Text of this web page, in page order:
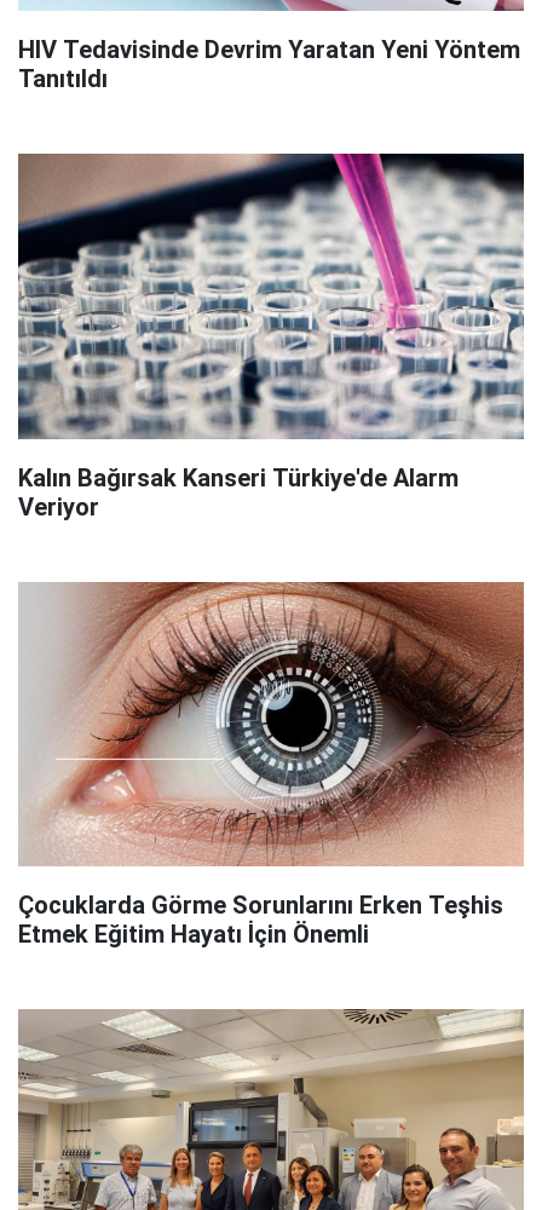
HIV Tedavisinde Devrim Yaratan Yeni Yöntem
Tanıtıldı
Kalın Bağırsak Kanseri Türkiye'de Alarm
Veriyor
Çocuklarda Görme Sorunlarını Erken Teşhis
Etmek Eğitim Hayatı İçin Önemli